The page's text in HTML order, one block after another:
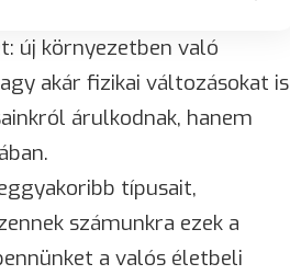
új környezetben való
akár fizikai változásokat is
árulkodnak, hanem
típusait,
számunkra ezek a
a valós életbeli